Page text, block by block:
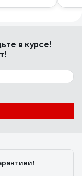
в курсе!